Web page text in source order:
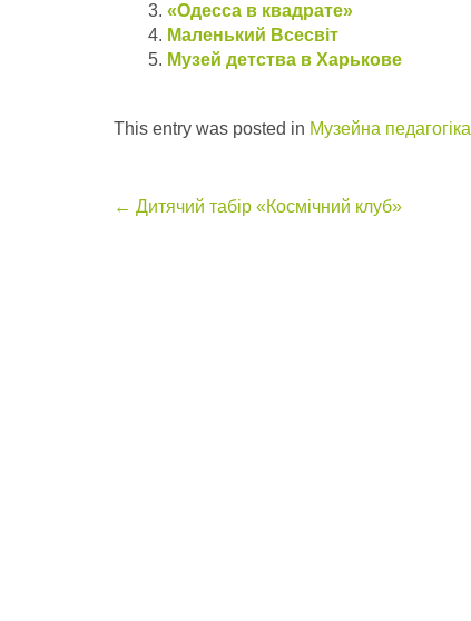
«Одесса в квадрате»
Маленький Всесвiт
Музей детства в Харькове
This entry was posted in Музейна педагогіка
Post
← Дитячий табір «Космічний клуб»